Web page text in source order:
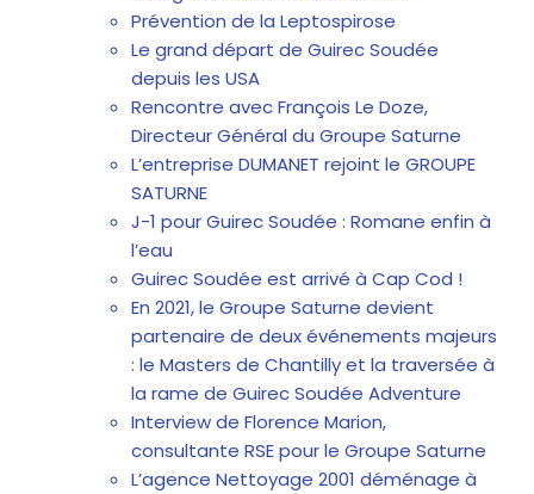
Prévention de la Leptospirose
Le grand départ de Guirec Soudée
depuis les USA
Rencontre avec François Le Doze,
Directeur Général du Groupe Saturne
L’entreprise DUMANET rejoint le GROUPE
SATURNE
J-1 pour Guirec Soudée : Romane enfin à
l’eau
Guirec Soudée est arrivé à Cap Cod !
En 2021, le Groupe Saturne devient
partenaire de deux événements majeurs
: le Masters de Chantilly et la traversée à
la rame de Guirec Soudée Adventure
Interview de Florence Marion,
consultante RSE pour le Groupe Saturne
L’agence Nettoyage 2001 déménage à